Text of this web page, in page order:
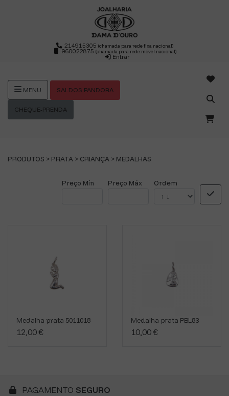
214915305(chamada para rede fixa nacional)
960022875 (chamada para rede móvel nacional)
Entrar
MENU SALDOS PANDORA
CHEQUE-PRENDA
PRODUTOS > PRATA > CRIANÇA > MEDALHAS
Preço Mín Preço Máx Ordem
Medalha prata 5011018
12,00 €
Medalha prata PBL83
10,00 €
PAGAMENTO SEGURO